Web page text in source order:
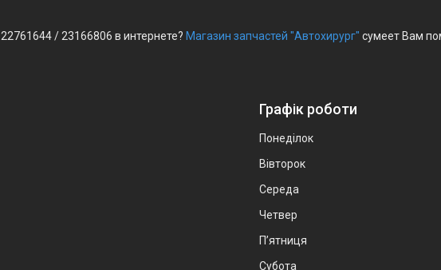
/ 23166806 в интернете? Магазин запчастей "Автохирург" сумеет Вам
Графік роботи
Понеділок
Вівторок
Середа
Четвер
Пʼятниця
Субота